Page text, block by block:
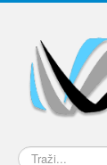
Traži...